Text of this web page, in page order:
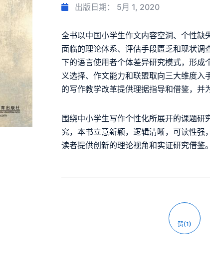
出版日期： 5月 1, 2020
全书以中国小学生作文内容空洞、个性
面临的理论体系、评估手段匮乏和现状
下的语言使用者个体差异研究模式，形
义选择、作文能力和联盟取向三大维度
的写作教学改革提供理据指导和借鉴，并
围绕中小学生写作个性化所展开的课题
究，本书立意新颖，逻辑清晰，可读性
读者提供创新的理论视角和实证研究借鉴。
赞(1)